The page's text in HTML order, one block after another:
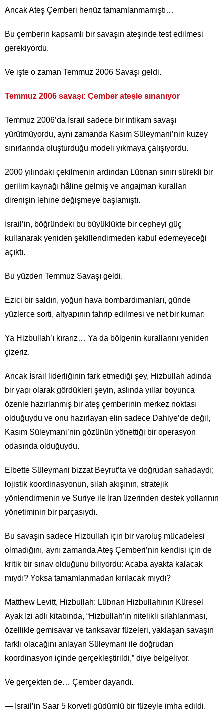
Ancak Ateş Çemberi henüz tamamlanmamıştı…
Bu çemberin kapsamlı bir savaşın ateşinde test edilmesi
gerekiyordu.
Ve işte o zaman Temmuz 2006 Savaşı geldi.
Temmuz 2006 savaşı: Çember ateşle sınanıyor
Temmuz 2006’da İsrail sadece bir intikam savaşı
yürütmüyordu, aynı zamanda Kasım Süleymani’nin kuzey
sınırlarında oluşturduğu modeli yıkmaya çalışıyordu.
2000 yılındaki çekilmenin ardından Lübnan sınırı sürekli bir
gerilim kaynağı hâline gelmiş ve angajman kuralları
direnişin lehine değişmeye başlamıştı.
İsrail’in, böğründeki bu büyüklükte bir cepheyi güç
kullanarak yeniden şekillendirmeden kabul edemeyeceği
açıktı.
Bu yüzden Temmuz Savaşı geldi.
Ezici bir saldırı, yoğun hava bombardımanları, günde
yüzlerce sorti, altyapının tahrip edilmesi ve net bir kumar:
Ya Hizbullah’ı kırarız… Ya da bölgenin kurallarını yeniden
çizeriz.
Ancak İsrail liderliğinin fark etmediği şey, Hizbullah adında
bir yapı olarak gördükleri şeyin, aslında yıllar boyunca
özenle hazırlanmış bir ateş çemberinin merkez noktası
olduğuydu ve onu hazırlayan elin sadece Dahiye’de değil,
Kasım Süleymani’nin gözünün yönettiği bir operasyon
odasında olduğuydu.
Elbette Süleymani bizzat Beyrut’ta ve doğrudan sahadaydı;
lojistik koordinasyonun, silah akışının, stratejik
yönlendirmenin ve Suriye ile İran üzerinden destek yollarının
yönetiminin bir parçasıydı.
Bu savaşın sadece Hizbullah için bir varoluş mücadelesi
olmadığını, aynı zamanda Ateş Çemberi’nin kendisi için de
kritik bir sınav olduğunu biliyordu: Acaba ayakta kalacak
mıydı? Yoksa tamamlanmadan kırılacak mıydı?
Matthew Levitt, Hizbullah: Lübnan Hizbullahının Küresel
Ayak İzi adlı kitabında, “Hizbullah’ın nitelikli silahlanması,
özellikle gemisavar ve tanksavar füzeleri, yaklaşan savaşın
farklı olacağını anlayan Süleymani ile doğrudan
koordinasyon içinde gerçekleştirildi,” diye belgeliyor.
Ve gerçekten de… Çember dayandı.
— İsrail’in Saar 5 korveti güdümlü bir füzeyle imha edildi.